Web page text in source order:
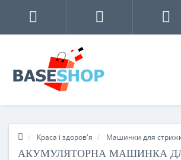
Краса і здоров'я Машинки для
АКУМУЛЯТОРНА МАШИНКА